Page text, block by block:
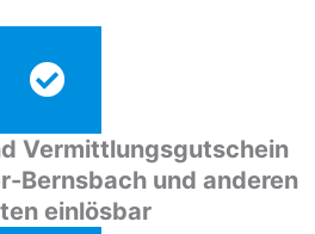
Vermittlungsgutschein
Bernsbach und anderen
einlösbar